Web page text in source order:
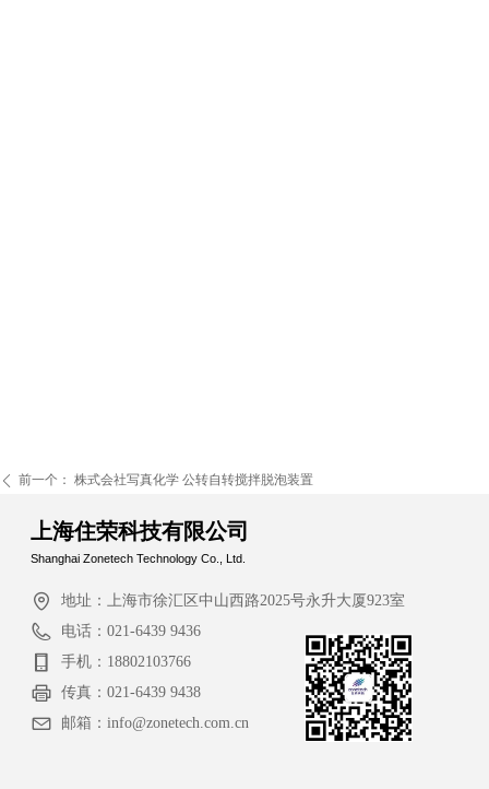
ꄴ 前一个： 株式会社写真化学 公转自转搅拌脱泡装置
上海住荣科技有限公司
Shanghai Zonetech Technology Co., Ltd.
地址： 上海市徐汇区中山西路2025号永升大厦923室
电话： 021-6439 9436
手机： 18802103766
传真： 021-6439 9438
邮箱： info@zonetech.com.cn